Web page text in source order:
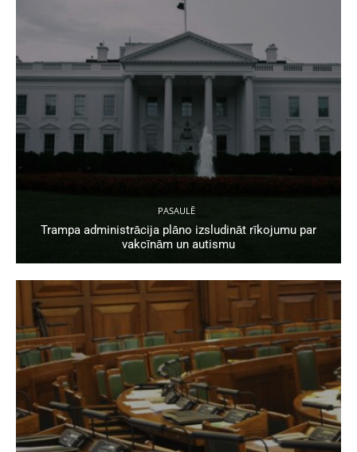
PASAULĒ
Trampa administrācija plāno izsludināt rīkojumu par
vakcīnām un autismu